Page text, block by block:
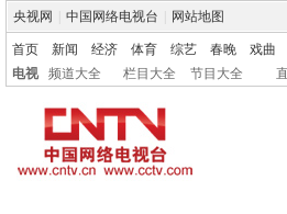
央视网 中国网络电视台 网站地图
首页 新闻 经济 体育 综艺 春晚
戏曲
电视
频道大全 栏目大全 节目大全